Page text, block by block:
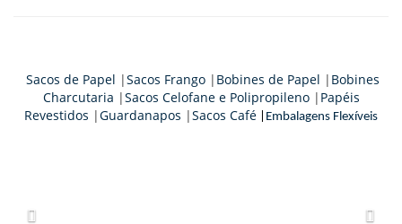
Sacos de Papel |Sacos Frango | Bobines de Papel | Bobines
Charcutaria |Sacos Celofane e Polipropileno| Papéis
Revestidos |Guardanapos |Sacos Café Embalagens Flexíveis